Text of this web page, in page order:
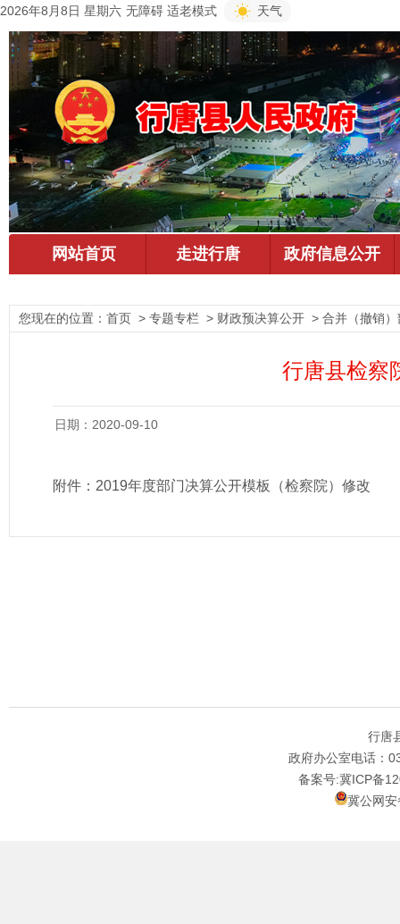
2026年8月8日 星期六 无障碍 适老模式 天气
您现在的位置： 首页 > 专题专栏 > 财政预决算公开 > 合并（撤销
行唐县检察
日期：2020-09-10
附件： 2019年度部门决算公开模板（检察院）修改